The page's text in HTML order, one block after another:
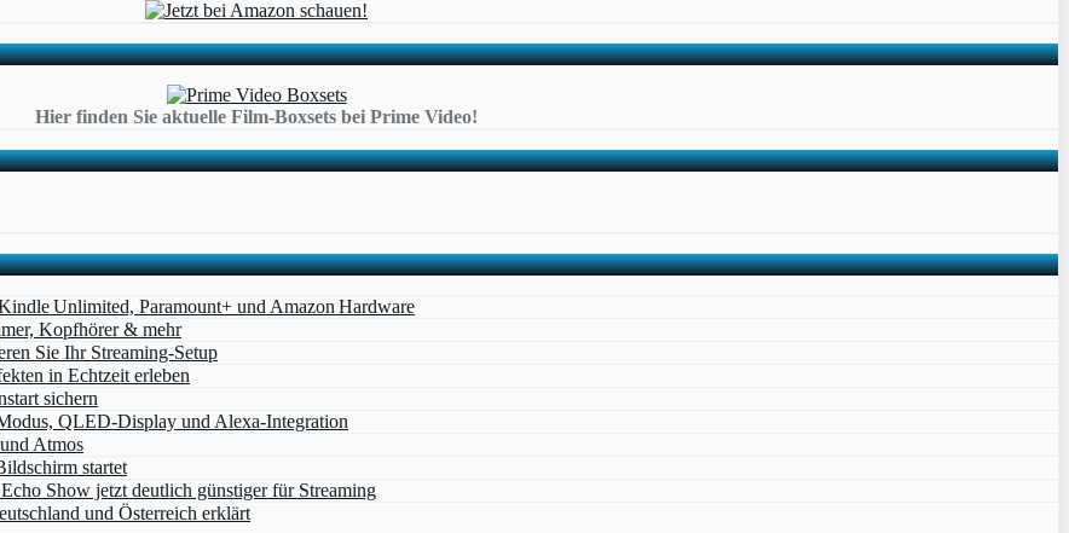
Hier finden Sie aktuelle Film-Boxsets bei Prime Video!
Unlimited, Paramount+ und Amazon Hardware
Kopfhörer & mehr
Sie Ihr Streaming-Setup
in Echtzeit erleben
sichern
QLED‑Display und Alexa‑Integration
Atmos
startet
Show jetzt deutlich günstiger für Streaming
und Österreich erklärt